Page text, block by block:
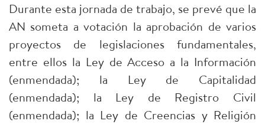
Durante esta jornada de trabajo, se prevé que la
AN someta a votación la aprobación de varios
proyectos de legislaciones fundamentales,
entre ellos la Ley de Acceso a la Información
(enmendada); la Ley de Capitalidad
(enmendada); la Ley de Registro Civil
(enmendada); la Ley de Creencias y Religión